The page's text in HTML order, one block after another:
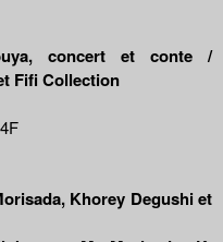
concert et conte /
Fifi Collection
Khorey Degushi et